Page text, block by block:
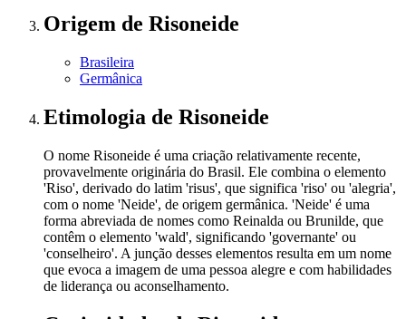
Origem de Risoneide
Brasileira
Germânica
Etimologia de Risoneide
O nome Risoneide é uma criação relativamente recente,
provavelmente originária do Brasil. Ele combina o elemento
'Riso', derivado do latim 'risus', que significa 'riso' ou 'alegria',
com o nome 'Neide', de origem germânica. 'Neide' é uma
forma abreviada de nomes como Reinalda ou Brunilde, que
contêm o elemento 'wald', significando 'governante' ou
'conselheiro'. A junção desses elementos resulta em um nome
que evoca a imagem de uma pessoa alegre e com habilidades
de liderança ou aconselhamento.